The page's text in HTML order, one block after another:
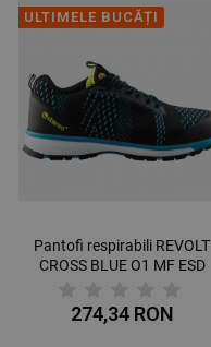
ULTIMELE BUCĂȚI
Pantofi respirabili REVOLT
CROSS BLUE O1 MF ESD
274,34 RON